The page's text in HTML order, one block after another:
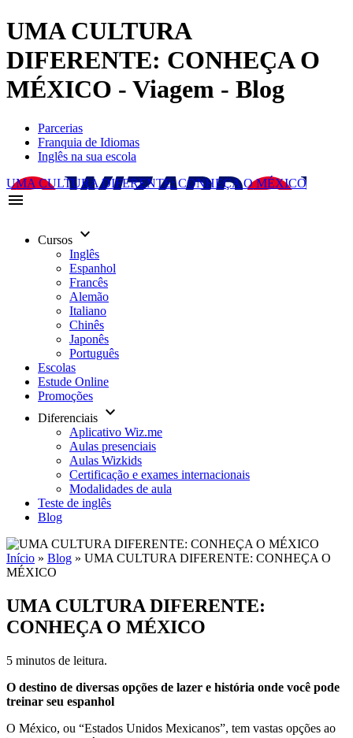
UMA CULTURA
DIFERENTE: CONHEÇA O
MÉXICO - Viagem - Blog
Parcerias
Franquia de Idiomas
Inglês na sua escola
UMA CULTURA DIFERENTE: CONHEÇA O MÉXICO
menu
Cursos keyboard_arrow_down
Inglês
Espanhol
Francês
Alemão
Italiano
Chinês
Japonês
Português
Escolas
Estude Online
Promoções
Diferenciais keyboard_arrow_down
Aplicativo Wiz.me
Aulas presenciais
Aulas Wizkids
Certificação e exames internacionais
Modalidades de aula
Teste de inglês
Blog
Início » Blog » UMA CULTURA DIFERENTE: CONHEÇA O
MÉXICO
UMA CULTURA DIFERENTE:
CONHEÇA O MÉXICO
5 minutos de leitura.
O destino de diversas opções de lazer e história onde você pode
treinar seu espanhol
O México, ou “Estados Unidos Mexicanos”, tem vastas opções ao